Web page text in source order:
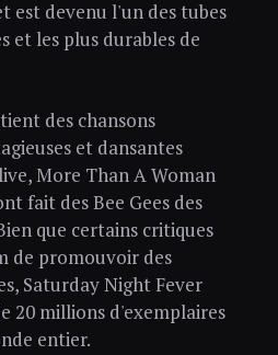
est devenu l'un des tubes
et les plus durables de
des chansons
et dansantes
More Than A Woman
fait des Bee Gees des
que certains critiques
de promouvoir des
Saturday Night Fever
20 millions d'exemplaires
entier.